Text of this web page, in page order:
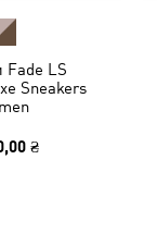
Fade LS
Sneakers
₴